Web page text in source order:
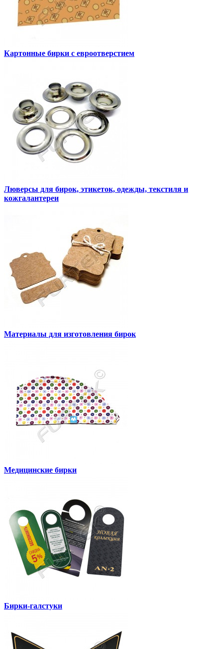
Картонные бирки с евроотверстием
Люверсы для бирок, этикеток, одежды, текстиля и
кожгалантереи
Материалы для изготовления бирок
Медицинские бирки
Бирки-галстуки